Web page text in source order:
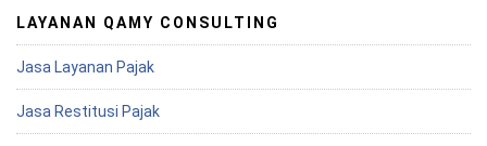
LAYANAN QAMY CONSULTING
Jasa Layanan Pajak
Jasa Restitusi Pajak